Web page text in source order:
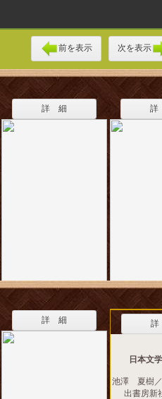
前を表示 次を表示
詳 細
詳 細
日本文
池澤 夏樹／
出書房新